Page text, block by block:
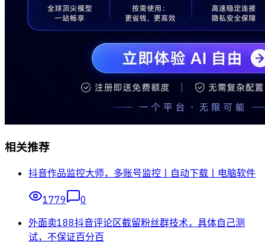
相关推荐
抖音作品监控大师，多账号监控丨自动下载丨电脑软件
1779
0
外面卖188抖音评论区截留粉丝群技术，具体自己测
试，不保证百分百